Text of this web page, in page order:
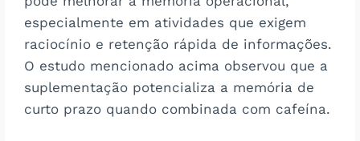
especialmente em atividades que exigem
raciocínio e retenção rápida de informações.
O estudo mencionado acima observou que a
suplementação potencializa a memória de
curto prazo quando combinada com cafeína.